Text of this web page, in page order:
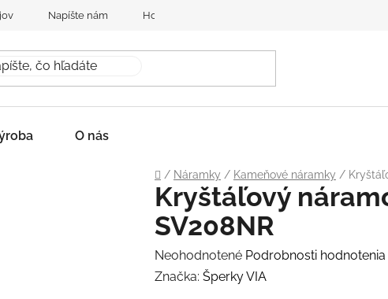
Napíšte nám Hodnotenie obchodu
O nás
Domov
/ Náramky / Kameňové náramky /
Kryštáľový
SV208NR
Priemerné
hodnotenie
Neohodnotené Podrobnosti hodnotenia
Značka: Šperky VIA